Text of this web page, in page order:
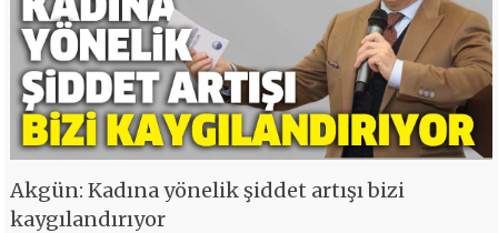
Akgün: Kadına yönelik şiddet artışı bizi
kaygılandırıyor